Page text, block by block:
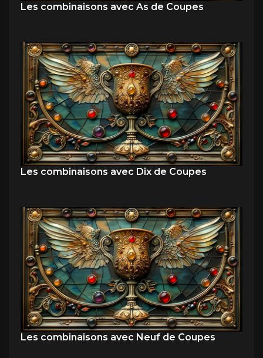
Les combinaisons avec As de Coupes
Les combinaisons avec Dix de Coupes
Les combinaisons avec Neuf de Coupes